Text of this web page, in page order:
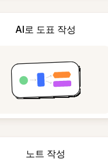
AI로 도표 작성
노트 작성